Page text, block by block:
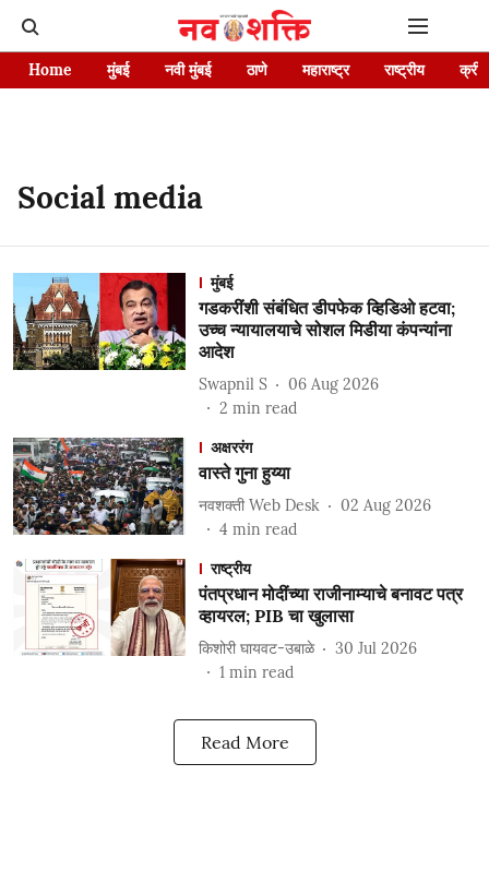
Home मुंबई नवी मुंबई ठाणे महाराष्ट्र राष्ट्रीय
Social media
मुंबई
गडकरींशी संबंधित डीपफेक व्हिडिओ हटवा;
उच्च न्यायालयाचे सोशल मिडीया कंपन्यांना
आदेश
Swapnil S
06 Aug 2026
2 min read
अक्षररंग
वास्ते गुना हुय्या
नवशक्ती Web Desk
02 Aug 2026
4 min read
राष्ट्रीय
पंतप्रधान मोदींच्या राजीनाम्याचे बनावट पत्र
व्हायरल; PIB चा खुलासा
किशोरी घायवट-उबाळे
30 Jul 2026
1 min read
Read More